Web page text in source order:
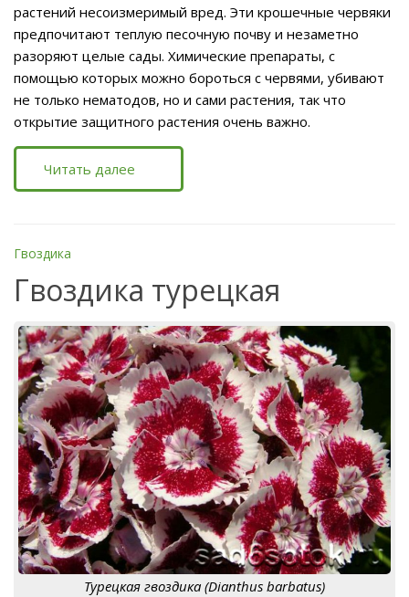
растений несоизмеримый вред. Эти крошечные червяки
предпочитают теплую песочную почву и незаметно
разоряют целые сады. Химические препараты, с
помощью которых можно бороться с червями, убивают
не только нематодов, но и сами растения, так что
открытие защитного растения очень важно.
Читать далее
Гвоздика
Гвоздика турецкая
Турецкая гвоздика (Dianthus barbatus)